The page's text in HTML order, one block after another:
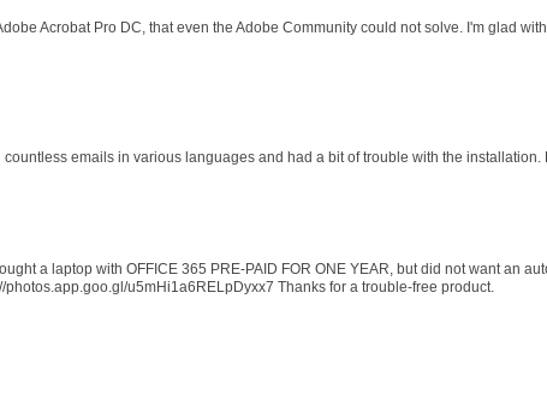
Acrobat Pro DC, that even the Adobe Community could not solve. I'm glad
emails in various languages and had a bit of trouble with the
a laptop with OFFICE 365 PRE-PAID FOR ONE YEAR, but did not want an
u5mHi1a6RELpDyxx7 Thanks for a trouble-free product.